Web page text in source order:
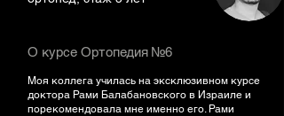
О курсе Ортопедия №6
Моя коллега училась на эксклюзивном курсе
доктора Рами Балабановского в Израиле и
порекомендовала мне именно его. Рами